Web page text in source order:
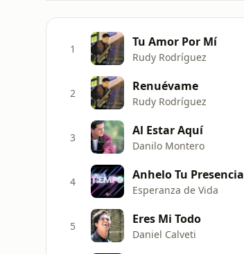
1 Tu Amor Por Mí
Rudy Rodríguez
2 Renuévame
Rudy Rodríguez
3 Al Estar Aquí
Danilo Montero
4 Anhelo Tu Presencia
Esperanza de Vida
5 Eres Mi Todo
Daniel Calveti